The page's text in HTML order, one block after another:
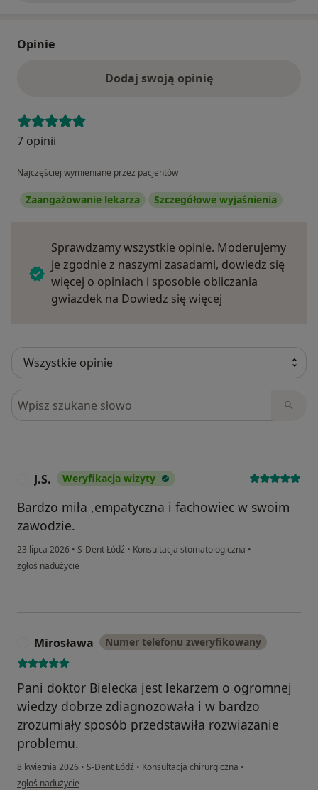
Opinie
Dodaj swoją opinię
7 opinii
Najczęściej wymieniane przez pacjentów
Zaangażowanie lekarza Szczegółowe wyjaśnienia
Sprawdzamy wszystkie opinie. Moderujemy
je zgodnie z naszymi zasadami, dowiedz się
więcej o opiniach i sposobie obliczania
gwiazdek na Dowiedz się więcej
Szukaj w opiniach
J.S. Weryfikacja wizyty
Bardzo miła ,empatyczna i fachowiec w swoim
zawodzie.
23 lipca 2026 • S-Dent Łódź • Konsultacja stomatologiczna •
w opinii użytkownika J.S.
zgłoś nadużycie
Mirosława Numer telefonu zweryfikowany
Pani doktor Bielecka jest lekarzem o ogromnej
wiedzy dobrze zdiagnozowała i w bardzo
zrozumiały sposób przedstawiła rozwiazanie
problemu.
8 kwietnia 2026 • S-Dent Łódź • Konsultacja chirurgiczna •
w opinii użytkownika Mirosława
zgłoś nadużycie